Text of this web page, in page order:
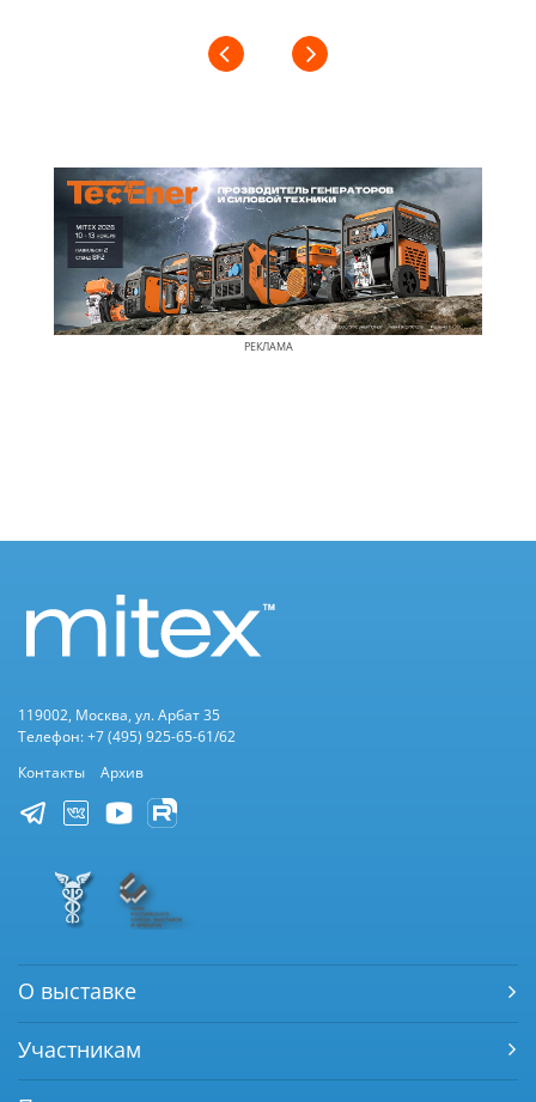
РЕКЛАМА
119002, Москва, ул. Арбат 35
Телефон: +7 (495) 925-65-61/62
Контакты
Архив
О выставке
Участникам